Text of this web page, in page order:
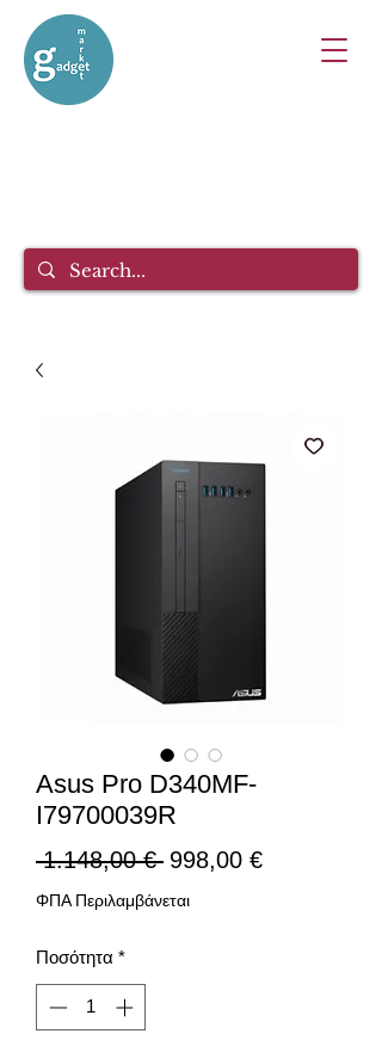
Asus Pro D340MF-
I79700039R
1.148,00 € Κανονική
τιμή
998,00 €Τιμή
ΦΠΑ Περιλαμβάνεται
Ποσότητα *